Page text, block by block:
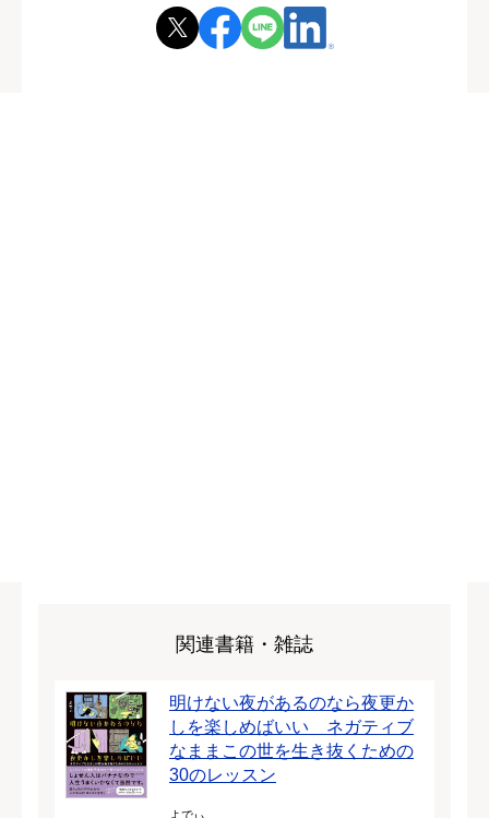
関連書籍・雑誌
明けない夜があるのなら夜更か
しを楽しめばいい ネガティブ
なままこの世を生き抜くための
30のレッスン
よでぃ